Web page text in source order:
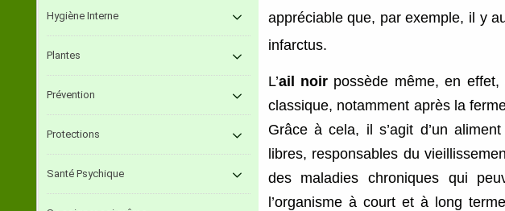
appréciable que, par exemple, il y
infarctus.
L’ail noir possède même, en effet,
classique, notamment après la
Grâce à cela, il s’agit d’un
libres, responsables du
des maladies chroniques qui
l’organisme à court et à long
Hygiène Interne
Plantes
Prévention
Protections
Santé Psychique